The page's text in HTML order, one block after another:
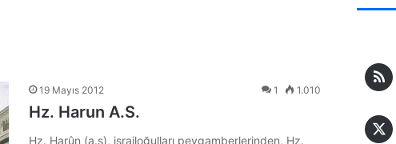
19 Mayıs 2012 1 1.010
Hz. Harun A.S.
Hz. Harûn (a.s), israiloğulları peygamberlerinden, Hz.